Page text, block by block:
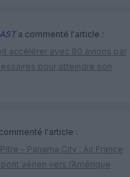
a commenté l'article :
accélérer avec 90 avions par
pour atteindre son
l'article :
– Panama City : Air France
aérien vers l’Amérique